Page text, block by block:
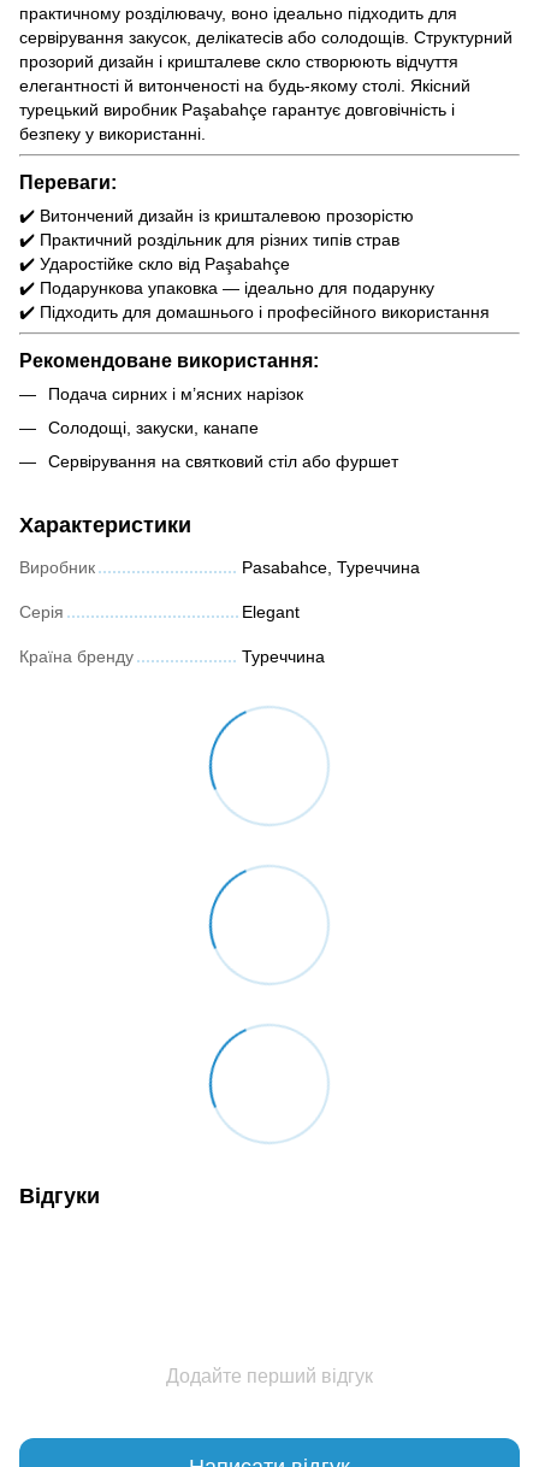
практичному розділювачу, воно ідеально підходить для
сервірування закусок, делікатесів або солодощів. Структурний
прозорий дизайн і кришталеве скло створюють відчуття
елегантності й витонченості на будь-якому столі. Якісний
турецький виробник Paşabahçe гарантує довговічність і
безпеку у використанні.
Переваги:
✔️ Витончений дизайн із кришталевою прозорістю
✔️ Практичний роздільник для різних типів страв
✔️ Ударостійке скло від Paşabahçe
✔️ Подарункова упаковка — ідеально для подарунку
✔️ Підходить для домашнього і професійного використання
Рекомендоване використання:
Подача сирних і м’ясних нарізок
Солодощі, закуски, канапе
Сервірування на святковий стіл або фуршет
Характеристики
Виробник Pasabahce, Туреччина
Серія Elegant
Країна бренду Туреччина
Відгуки
Додайте перший відгук